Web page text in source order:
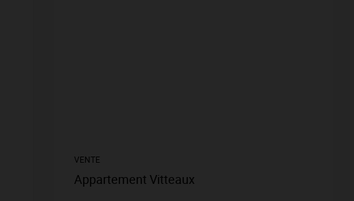
VENTE
Appartement Vitteaux